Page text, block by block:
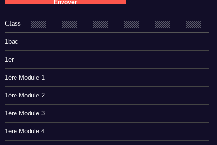
Class
1bac
1er
1ére Module 1
1ére Module 2
1ére Module 3
1ére Module 4